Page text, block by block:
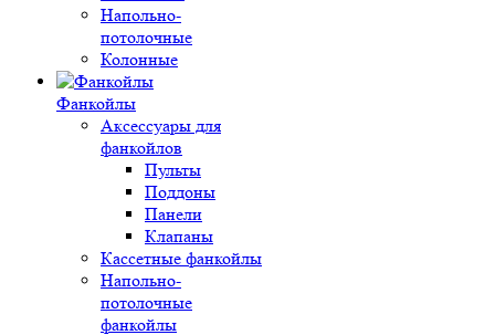
Напольно-
потолочные
Колонные
Фанкойлы
Аксессуары для
фанкойлов
Пульты
Поддоны
Панели
Клапаны
Кассетные фанкойлы
Напольно-
потолочные
фанкойлы